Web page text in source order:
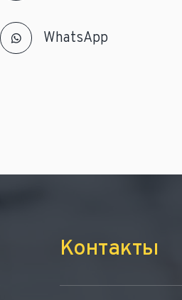
WhatsApp
Контакты